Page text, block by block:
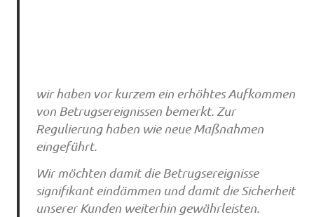
wir haben vor kurzem ein erhöhtes Aufkommen
von Betrugsereignissen bemerkt. Zur
Regulierung haben wie neue Maßnahmen
eingeführt.
Wir möchten damit die Betrugsereignisse
signifikant eindämmen und damit die Sicherheit
unserer Kunden weiterhin gewährleisten.